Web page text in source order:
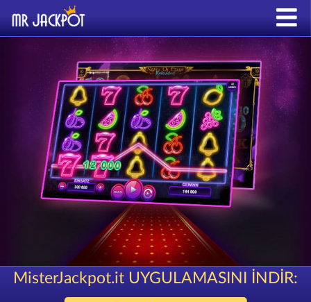
MisterJackpot.it UYGULAMASINI İNDİR: